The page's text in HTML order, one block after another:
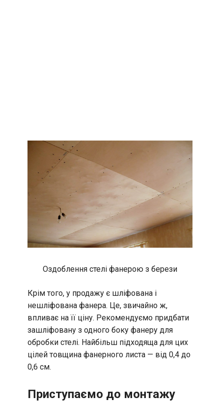
Оздоблення стелі фанерою з берези
Крім того, у продажу є шліфована і
нешліфована фанера. Це, звичайно ж,
впливає на її ціну. Рекомендуємо придбати
зашліфовану з одного боку фанеру для
обробки стелі. Найбільш підходяща для цих
цілей товщина фанерного листа — від 0,4 до
0,6 см.
Приступаємо до монтажу